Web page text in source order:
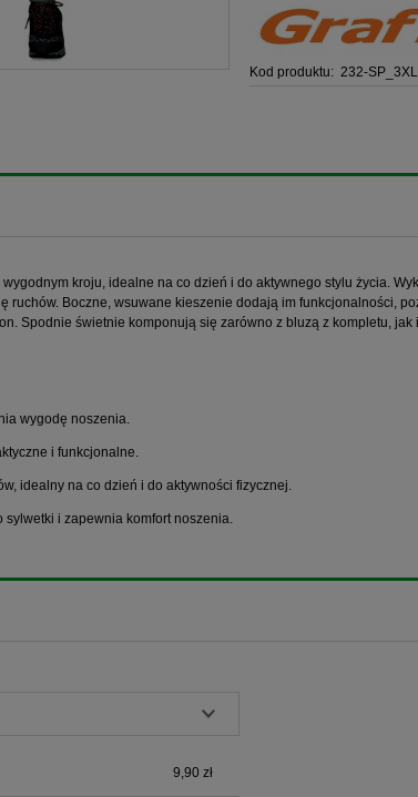
Kod produktu: 232-SP_3XL
kroju, idealne na co dzień i do aktywnego stylu życia.
ruchów. Boczne, wsuwane kieszenie dodają im funkcjonalności,
Spodnie świetnie komponują się zarówno z bluzą z kompletu,
wygodę noszenia.
i funkcjonalne.
idealny na co dzień i do aktywności fizycznej.
i zapewnia komfort noszenia.
9,90 zł